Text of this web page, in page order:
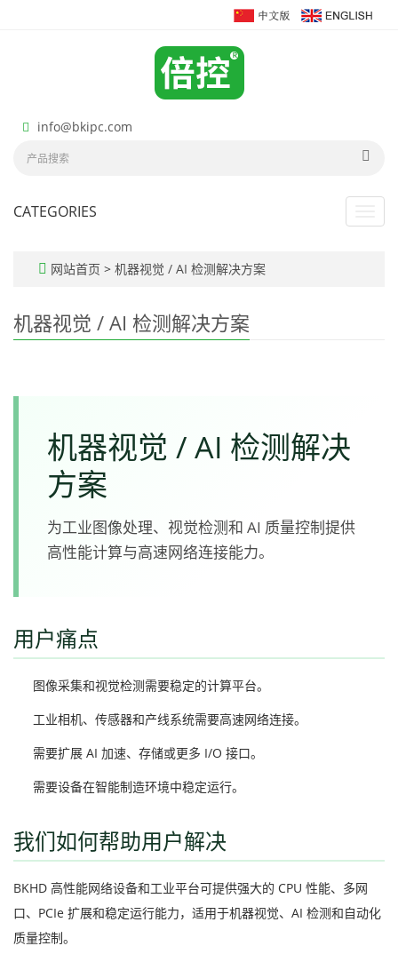
info@bkipc.com
CATEGORIES
网站首页 > 机器视觉 / AI 检测解决方案
机器视觉 / AI 检测解决方案
机器视觉 / AI 检测解决
方案
为工业图像处理、视觉检测和 AI 质量控制提供
高性能计算与高速网络连接能力。
用户痛点
图像采集和视觉检测需要稳定的计算平台。
工业相机、传感器和产线系统需要高速网络连接。
需要扩展 AI 加速、存储或更多 I/O 接口。
需要设备在智能制造环境中稳定运行。
我们如何帮助用户解决
BKHD 高性能网络设备和工业平台可提供强大的 CPU 性能、多网
口、PCIe 扩展和稳定运行能力，适用于机器视觉、AI 检测和自动化
质量控制。